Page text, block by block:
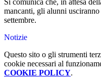
Si comunica che, in attesa
mancanti, gli alunni
settembre.
Notizie
Questo sito o gli strumenti
cookie necessari al
COOKIE POLICY.